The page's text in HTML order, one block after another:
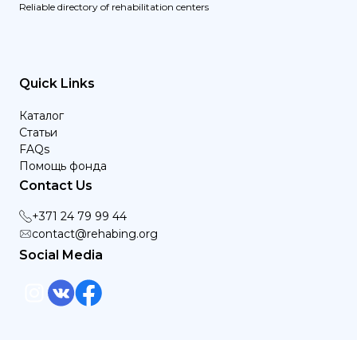
Reliable directory of rehabilitation centers
Quick Links
Каталог
Статьи
FAQs
Помощь фонда
Contact Us
+371 24 79 99 44
contact@rehabing.org
Social Media